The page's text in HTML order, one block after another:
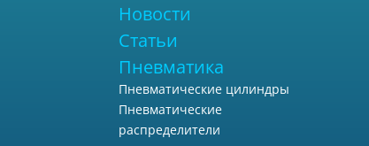
Новости
Статьи
Пневматика
Пневматические цилиндры
Пневматические
распределители